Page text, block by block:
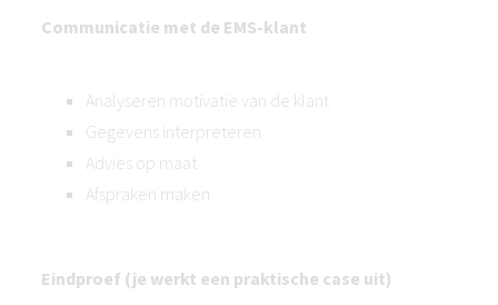
Communicatie met de EMS-klant
Analyseren motivatie van de klant
Gegevens interpreteren
Advies op maat
Afspraken maken
Eindproef (je werkt een praktische case uit)